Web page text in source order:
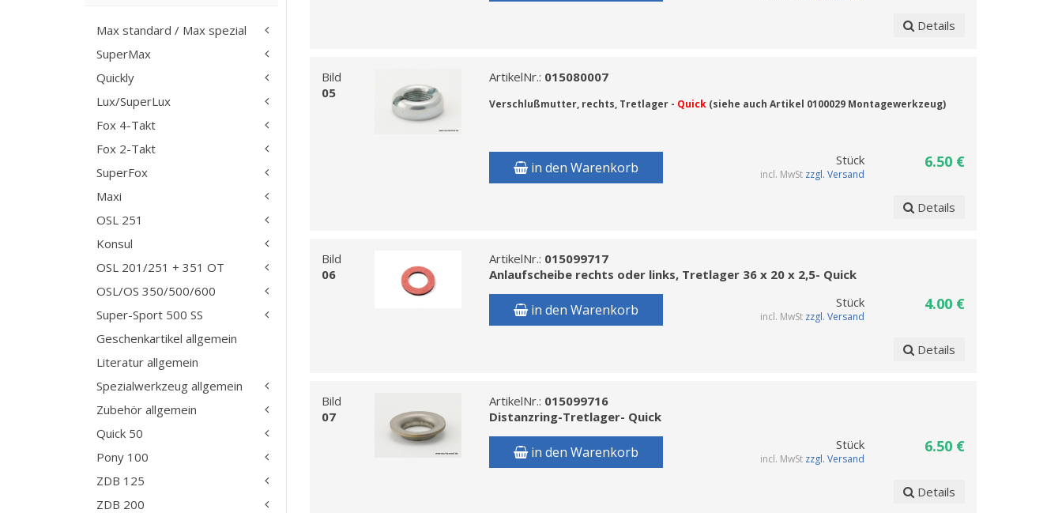
Max standard / Max spezial
SuperMax
Quickly
Lux/SuperLux
Fox 4-Takt
Fox 2-Takt
SuperFox
Maxi
OSL 251
Konsul
OSL 201/251 + 351 OT
OSL/OS 350/500/600
Super-Sport 500 SS
Geschenkartikel allgemein
Literatur allgemein
Spezialwerkzeug allgemein
Zubehör allgemein
Quick 50
Pony 100
ZDB 125
ZDB 200
Details
Bild
05
ArtikelNr.: 015080007
Verschlußmutter, rechts, Tretlager - Quick (siehe auch Artikel 0100029 Montagewerkzeug)
in den Warenkorb Stück
incl. MwSt zzgl. Versand
6.50 €
Details
Bild
06
ArtikelNr.: 015099717
Anlaufscheibe rechts oder links, Tretlager 36 x 20 x 2,5- Quick
in den Warenkorb Stück
incl. MwSt zzgl. Versand
4.00 €
Details
Bild
07
ArtikelNr.: 015099716
Distanzring-Tretlager- Quick
in den Warenkorb Stück
incl. MwSt zzgl. Versand
6.50 €
Details